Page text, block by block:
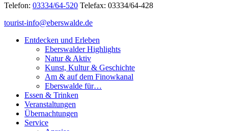
Telefon: 03334/64-520 Telefax: 03334/64-428
tourist-info@eberswalde.de
Entdecken und Erleben
Eberswalder Highlights
Natur & Aktiv
Kunst, Kultur & Geschichte
Am & auf dem Finowkanal
Eberswalde für…
Essen & Trinken
Veranstaltungen
Übernachtungen
Service